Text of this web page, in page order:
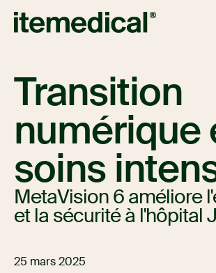
Transition
numérique
soins
MetaVision 6 améliore
et la sécurité à l'hôpital
25 mars 2025